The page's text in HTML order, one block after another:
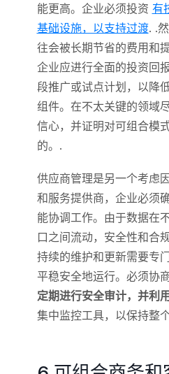
能更高。企业必须投资 有
基础设施，以支持过渡. .
往会被长期节省的费用和
企业应进行全面的投资回
段推广或试点计划，以降
组件。在不太关键的领域
信心，并证明对可组合模
的。.
供应商管理是另一个考虑
和服务提供商，企业必须
能协调工作。由于数据在
口之间流动，安全性和合
持续的维护和更新需要专
平稳安全地运行。必须协
定期进行安全审计，并利
集中监控工具，以保持整